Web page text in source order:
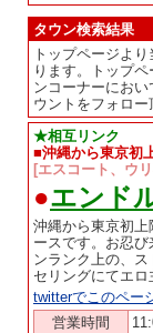
タウン検索結果
トップページよ
ります。トップ
ンコーナーにお
ウントをフォロ
★相互リンク
■沖縄から東京初
[エスコート、ウ
●エンド
沖縄から東京初
ースです。お忍
ンランク上の、
セリングにてエ
twitterでこのペー
営業時間